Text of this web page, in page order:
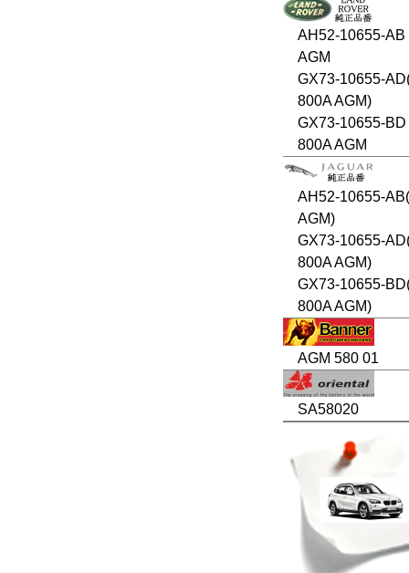
AH52-10655-AB
AGM
GX73-10655-
800A AGM)
GX73-10655-
800A AGM
AH52-10655-
AGM)
GX73-10655-
800A AGM)
GX73-10655-
800A AGM)
AGM 580 01
SA58020